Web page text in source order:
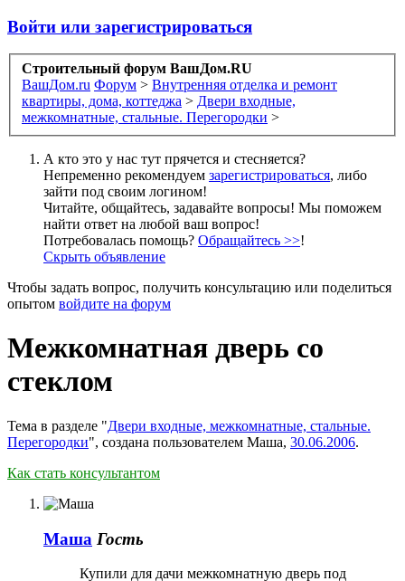
Войти или зарегистрироваться
Строительный форум ВашДом.RU
ВашДом.ru Форум > Внутренняя отделка и ремонт
квартиры, дома, коттеджа > Двери входные,
межкомнатные, стальные. Перегородки >
А кто это у нас тут прячется и стесняется?
Непременно рекомендуем зарегистрироваться, либо
зайти под своим логином!
Читайте, общайтесь, задавайте вопросы! Мы поможем
найти ответ на любой ваш вопрос!
Потребовалась помощь? Обращайтесь >>!
Скрыть объявление
Чтобы задать вопрос, получить консультацию или поделиться
опытом войдите на форум
Межкомнатная дверь со
стеклом
Тема в разделе "Двери входные, межкомнатные, стальные.
Перегородки", создана пользователем Маша, 30.06.2006.
Как стать консультантом
Маша Гость
Купили для дачи межкомнатную дверь под